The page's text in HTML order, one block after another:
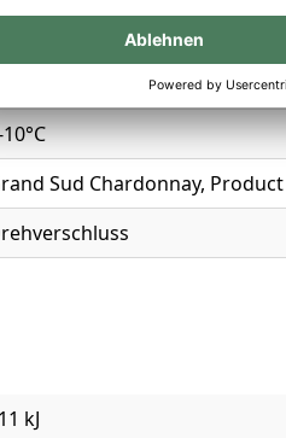
Sud Chardonnay,
kJ